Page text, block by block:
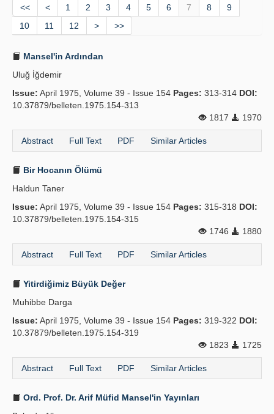
Journal Boards
Writing Rules
Principles
Publication Policies
Guidelines
Contact Us
<< < 1 2 3 4 5 6 7 8
9
10
11 12 > >>
Mansel'in Ardından
Uluğ İğdemir
Issue: April 1975, Volume 39 - Issue 154 Pages: 313-314 DOI:
10.37879/belleten.1975.154-313
1817
1970
Abstract Full Text PDF Similar Articles
Bir Hocanın Ölümü
Haldun Taner
Issue: April 1975, Volume 39 - Issue 154 Pages: 315-318 DOI:
10.37879/belleten.1975.154-315
1746
1880
Abstract Full Text PDF Similar Articles
Yitirdiğimiz Büyük Değer
Muhibbe Darga
Issue: April 1975, Volume 39 - Issue 154 Pages: 319-322 DOI:
10.37879/belleten.1975.154-319
1823
1725
Abstract Full Text PDF Similar Articles
Ord. Prof. Dr. Arif Müfid Mansel'in Yayınları